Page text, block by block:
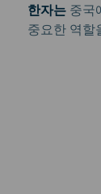
한자는 중국
중요한 역할